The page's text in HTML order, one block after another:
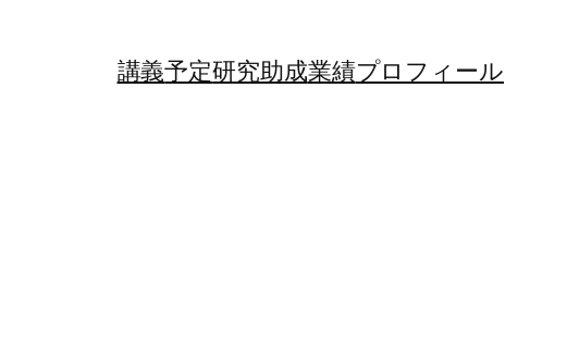
講義予定研究助成業績プロフィール